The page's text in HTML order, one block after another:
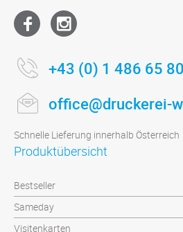
+43 (0) 1 486 65 80
office@druckerei-
Schnelle Lieferung innerhalb Österreich
Produktübersicht
Bestseller
Sameday
Visitenkarten